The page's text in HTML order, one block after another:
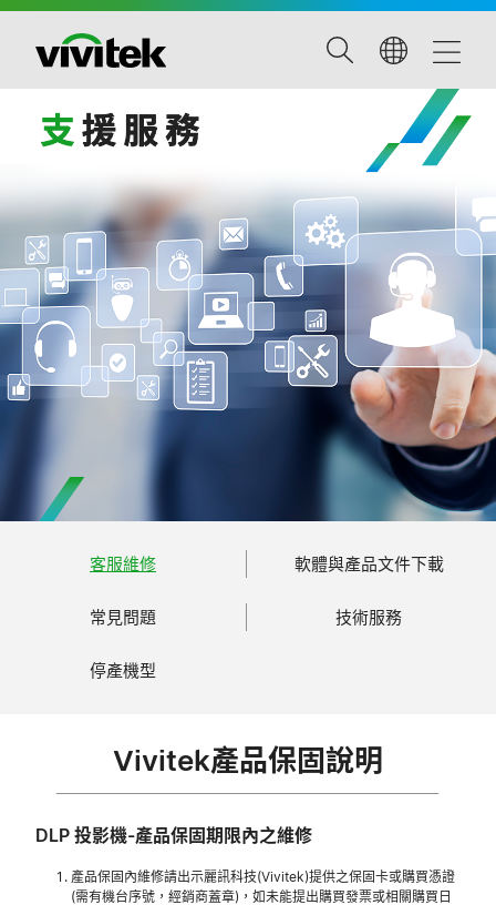
客服維修 軟體與產品文件下載
常見問題 技術服務
停產機型
Vivitek產品保固說明
DLP 投影機-產品保固期限內之維修
產品保固內維修請出示麗訊科技(Vivitek)提供之保固卡或購買憑證
(需有機台序號，經銷商蓋章)，如未能提出購買發票或相關購買日